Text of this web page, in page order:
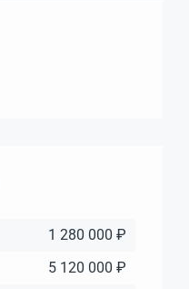
1 280 000 ₽
5 120 000 ₽